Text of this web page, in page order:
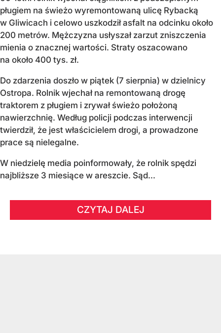
pługiem na świeżo wyremontowaną ulicę Rybacką
w Gliwicach i celowo uszkodził asfalt na odcinku około
200 metrów. Mężczyzna usłyszał zarzut zniszczenia
mienia o znacznej wartości. Straty oszacowano
na około 400 tys. zł.
Do zdarzenia doszło w piątek (7 sierpnia) w dzielnicy
Ostropa. Rolnik wjechał na remontowaną drogę
traktorem z pługiem i zrywał świeżo położoną
nawierzchnię. Według policji podczas interwencji
twierdził, że jest właścicielem drogi, a prowadzone
prace są nielegalne.
W niedzielę media poinformowały, że rolnik spędzi
najbliższe 3 miesiące w areszcie. Sąd...
CZYTAJ DALEJ